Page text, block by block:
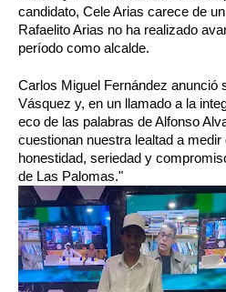
candidato, Cele Arias carece de
Rafaelito Arias no ha realizado
período como alcalde.
Carlos Miguel Fernández anunció
Vásquez y, en un llamado a la
eco de las palabras de Alfonso
cuestionan nuestra lealtad a medir
honestidad, seriedad y
de Las Palomas."